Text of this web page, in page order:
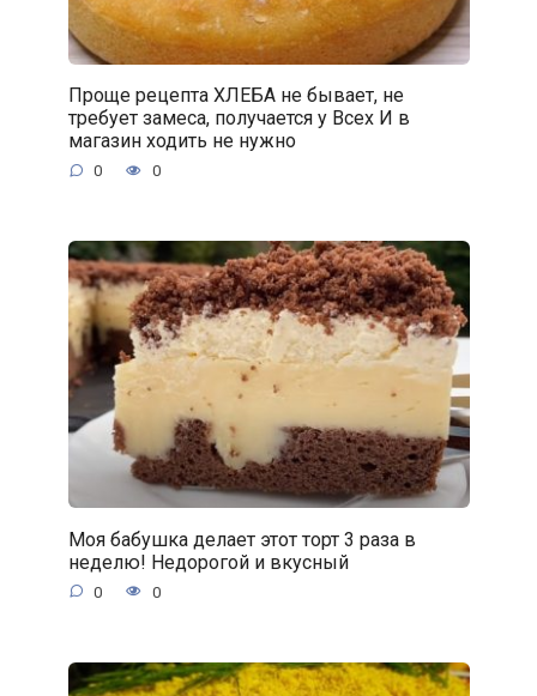
Проще рецепта ХЛЕБА не бывает, не
требует замеса, получается у Всех И в
магазин ходить не нужно
0 0
Моя бабушка делает этот торт 3 раза в
неделю! Недорогой и вкусный
0 0